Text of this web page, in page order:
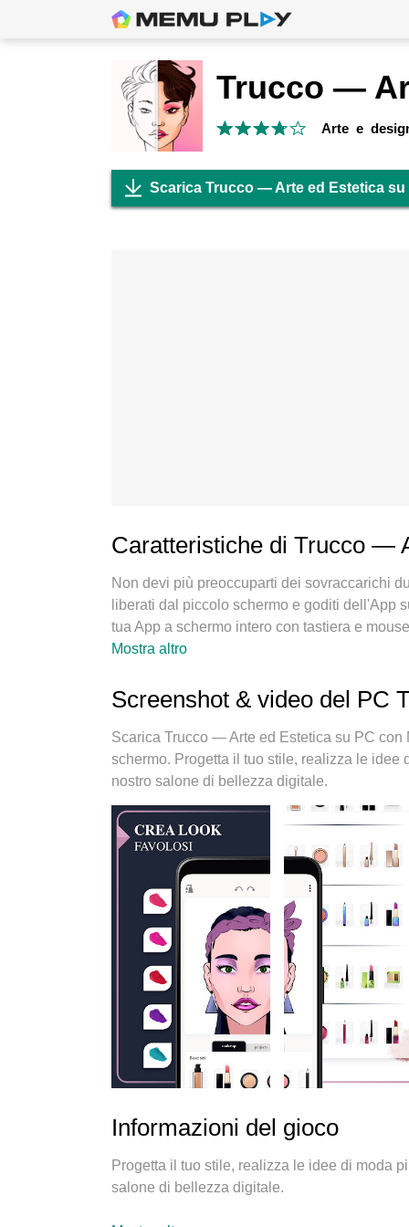
Arte e
Scarica Trucco — Arte ed Estetica su
Caratteristiche di Trucco —
Non devi più preoccuparti dei sovraccarichi
liberati dal piccolo schermo e goditi dell'App
tua App a schermo intero con tastiera e
installazione rapida e impostazione
tuo computer. Codificato con il nostro
pieno potenziale del tuo PC, rendendo tutto
Mostra altro
Screenshot & video del PC
Scarica Trucco — Arte ed Estetica su PC
schermo. Progetta il tuo stile, realizza le idee
nostro salone di bellezza digitale.
Informazioni del gioco
Progetta il tuo stile, realizza le idee di moda
salone di bellezza digitale.